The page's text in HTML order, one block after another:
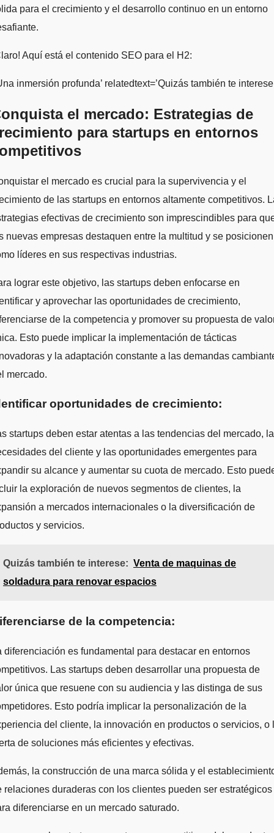
para el crecimiento y el desarrollo continuo en un entorno
Aquí está el contenido SEO para el H2:
inmersión profunda’ relatedtext=’Quizás también te
el mercado: Estrategias de
para startups en entornos
el mercado es crucial para la supervivencia y el
de las startups en entornos altamente competitivos.
efectivas de crecimiento son imprescindibles para
nuevas empresas destaquen entre la multitud y se posicionen
líderes en sus respectivas industrias.
lograr este objetivo, las startups deben enfocarse en
y aprovechar las oportunidades de crecimiento,
de la competencia y promover su propuesta de
Esto puede implicar la implementación de tácticas
y la adaptación constante a las demandas
mercado.
oportunidades de crecimiento:
startups deben estar atentas a las tendencias del mercado,
del cliente y las oportunidades emergentes para
su alcance y aumentar su cuota de mercado. Esto
la exploración de nuevos segmentos de clientes, la
a mercados internacionales o la diversificación de
y servicios.
Quizás también te interese: Venta de maquinas de
soldadura para renovar espacios
de la competencia:
diferenciación es fundamental para destacar en entornos
Las startups deben desarrollar una propuesta de
única que resuene con su audiencia y las distinga de sus
Esto podría implicar la personalización de la
del cliente, la innovación en productos o servicios, o
de soluciones más eficientes y efectivas.
la construcción de una marca sólida y el
relaciones duraderas con los clientes pueden ser estratégicos
diferenciarse en un mercado saturado.